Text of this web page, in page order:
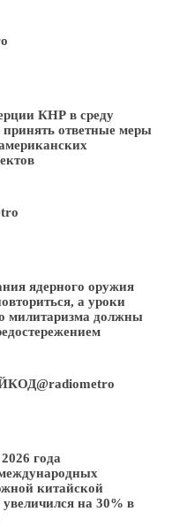
КНР в среду
ответные меры
ядерного оружия
а уроки
милитаризма должны
года
китайской
на 30% в